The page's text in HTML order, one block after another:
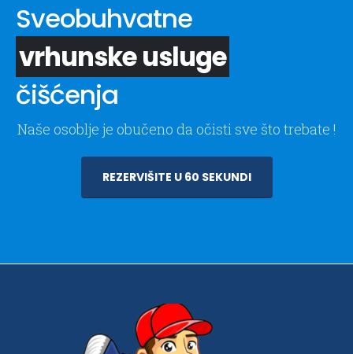
Sveobuhvatne
vrhunske usluge
čišćenja
Naše osoblje je obučeno da očisti sve što trebate !
REZERVIŠITE U 60 SEKUNDI